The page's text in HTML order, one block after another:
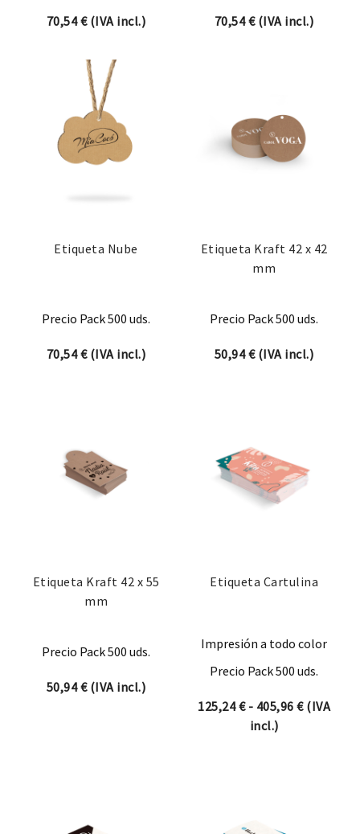
70,54€(IVA incl.) 70,54€(IVA incl.)
Etiqueta Nube
Precio Pack 500 uds.
70,54€(IVA incl.)
Etiqueta Kraft 42 x 42
mm
Precio Pack 500 uds.
50,94€(IVA incl.)
Etiqueta Kraft 42 x 55
mm
Precio Pack 500 uds.
50,94€(IVA incl.)
Etiqueta Cartulina
Impresión a todo color
Precio Pack 500 uds.
125,24€ - 405,96 €Rango
(IVA
incl.)